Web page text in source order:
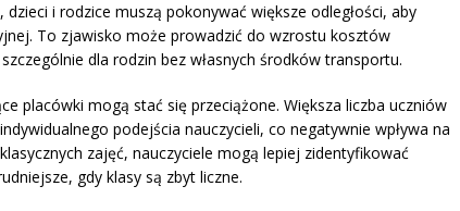
dzieci i rodzice muszą pokonywać większe odległości, aby
To zjawisko może prowadzić do wzrostu kosztów
dla rodzin bez własnych środków transportu.
placówki mogą stać się przeciążone. Większa liczba uczniów
podejścia nauczycieli, co negatywnie wpływa na
zajęć, nauczyciele mogą lepiej zidentyfikować
gdy klasy są zbyt liczne.